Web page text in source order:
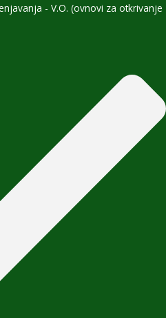
- V.O. (ovnovi za otkrivanje